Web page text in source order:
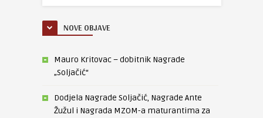
NOVE OBJAVE
Mauro Kritovac – dobitnik Nagrade
„Soljačić“
Dodjela Nagrade Soljačić, Nagrade Ante
Žužul i Nagrada MZOM-a maturantima za